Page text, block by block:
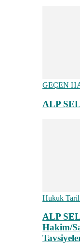
GEÇEN
ALP
Hukuk
ALP
Hakim/